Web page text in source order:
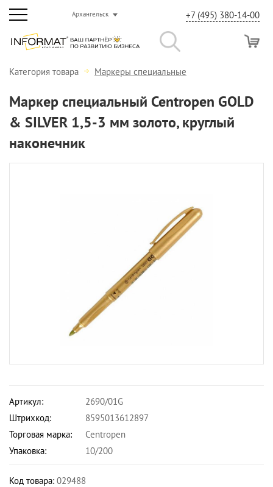
Архангельск +7 (495) 380-14-00
Категория товара Маркеры специальные
Маркер специальный Centropen GOLD
& SILVER 1,5-3 мм золото, круглый
наконечник
Артикул:
2690/01G
Штрихкод:
8595013612897
Торговая марка:
Centropen
Упаковка:
10/200
Код товара: 029488